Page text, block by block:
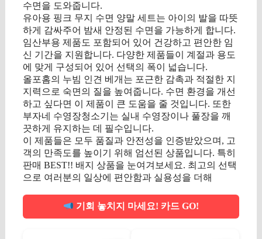
수면을 도와줍니다.
유아용 핑크 무지 수면 양말 세트는 아이의 발을 따뜻
하게 감싸주어 밤새 안정된 수면을 가능하게 합니다.
임산부용 제품도 포함되어 있어 건강하고 편안한 임
신 기간을 지원합니다. 다양한 제품들이 계절과 용도
에 맞게 구성되어 있어 선택의 폭이 넓습니다.
올포홈의 누빔 인견 베개는 포근한 감촉과 적절한 지
지력으로 숙면의 질을 높여줍니다. 수면 환경을 개선
하고 싶다면 이 제품이 큰 도움을 줄 것입니다. 또한
부자네 수영장청소기는 실내 수영장이나 풀장을 깨
끗하게 유지하는 데 필수입니다.
이 제품들은 모두 품질과 안전성을 인증받았으며, 고
객의 만족도를 높이기 위해 엄선된 상품입니다. 특히
판매 BEST!! 배지 상품을 눈여겨보세요. 최고의 선택
으로 여러분의 일상에 편안함과 실용성을 더해
기회 놓치지 마세요! 카드 GO!